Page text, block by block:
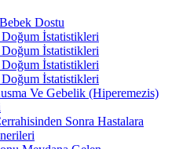
Dostu
Doğum İstatistikleri
Doğum İstatistikleri
Doğum İstatistikleri
Doğum İstatistikleri
Ve Gebelik (Hiperemezis)
Sonra Hastalara